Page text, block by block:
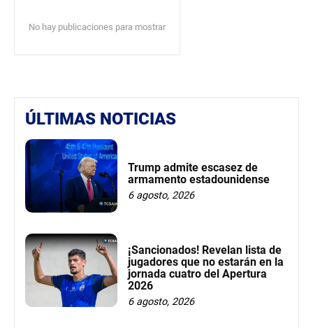
No hay publicaciones para mostrar
ÚLTIMAS NOTICIAS
Trump admite escasez de
armamento estadounidense
6 agosto, 2026
¡Sancionados! Revelan lista de
jugadores que no estarán en la
jornada cuatro del Apertura
2026
6 agosto, 2026